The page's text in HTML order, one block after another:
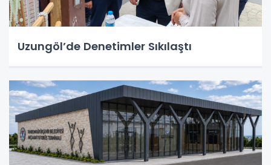
Uzungöl’de Denetimler Sıkılaştı